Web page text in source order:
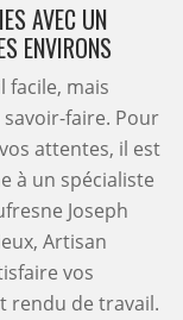
AVEC UN
ENVIRONS
facile, mais
faire. Pour
attentes, il est
à un spécialiste
Joseph
Artisan
vos
rendu de travail.